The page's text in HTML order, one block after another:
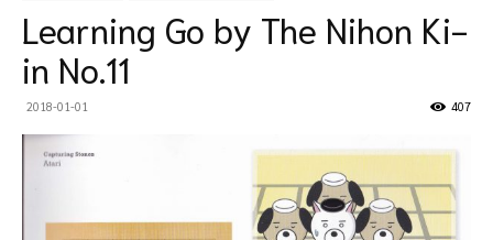
Learning Go by The Nihon Ki-
in No.11
2018-01-01 407